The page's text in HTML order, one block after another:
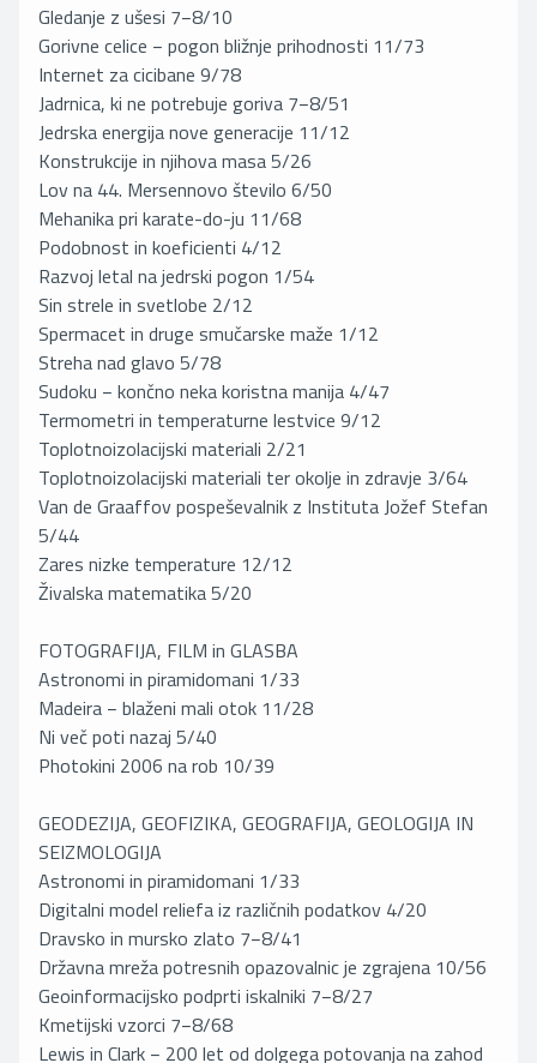
Gledanje z ušesi 7−8/10
Gorivne celice − pogon bližnje prihodnosti 11/73
Internet za cicibane 9/78
Jadrnica, ki ne potrebuje goriva 7−8/51
Jedrska energija nove generacije 11/12
Konstrukcije in njihova masa 5/26
Lov na 44. Mersennovo število 6/50
Mehanika pri karate-do-ju 11/68
Podobnost in koeficienti 4/12
Razvoj letal na jedrski pogon 1/54
Sin strele in svetlobe 2/12
Spermacet in druge smučarske maže 1/12
Streha nad glavo 5/78
Sudoku − končno neka koristna manija 4/47
Termometri in temperaturne lestvice 9/12
Toplotnoizolacijski materiali 2/21
Toplotnoizolacijski materiali ter okolje in zdravje 3/64
Van de Graaffov pospeševalnik z Instituta Jožef Stefan
5/44
Zares nizke temperature 12/12
Živalska matematika 5/20
FOTOGRAFIJA, FILM in GLASBA
Astronomi in piramidomani 1/33
Madeira − blaženi mali otok 11/28
Ni več poti nazaj 5/40
Photokini 2006 na rob 10/39
GEODEZIJA, GEOFIZIKA, GEOGRAFIJA, GEOLOGIJA IN
SEIZMOLOGIJA
Astronomi in piramidomani 1/33
Digitalni model reliefa iz različnih podatkov 4/20
Dravsko in mursko zlato 7−8/41
Državna mreža potresnih opazovalnic je zgrajena 10/56
Geoinformacijsko podprti iskalniki 7−8/27
Kmetijski vzorci 7−8/68
Lewis in Clark − 200 let od dolgega potovanja na zahod